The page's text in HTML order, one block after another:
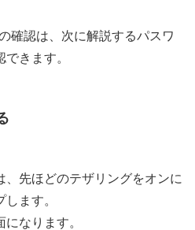
確認は、次に解説するパスワ
きます。
先ほどのテザリングをオンに
ます。
なります。